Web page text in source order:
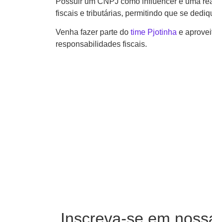
fiscais e tributárias, permitindo que se
Venha fazer parte do time Pjotinha e
responsabilidades fiscais.